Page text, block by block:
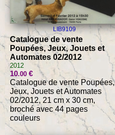
LIB9109
Catalogue de vente
Poupées, Jeux, Jouets et
Automates 02/2012
2012
10.00€
Catalogue de vente Poupées,
Jeux, Jouets et Automates
02/2012, 21 cm x 30 cm,
broché avec 44 pages
couleurs